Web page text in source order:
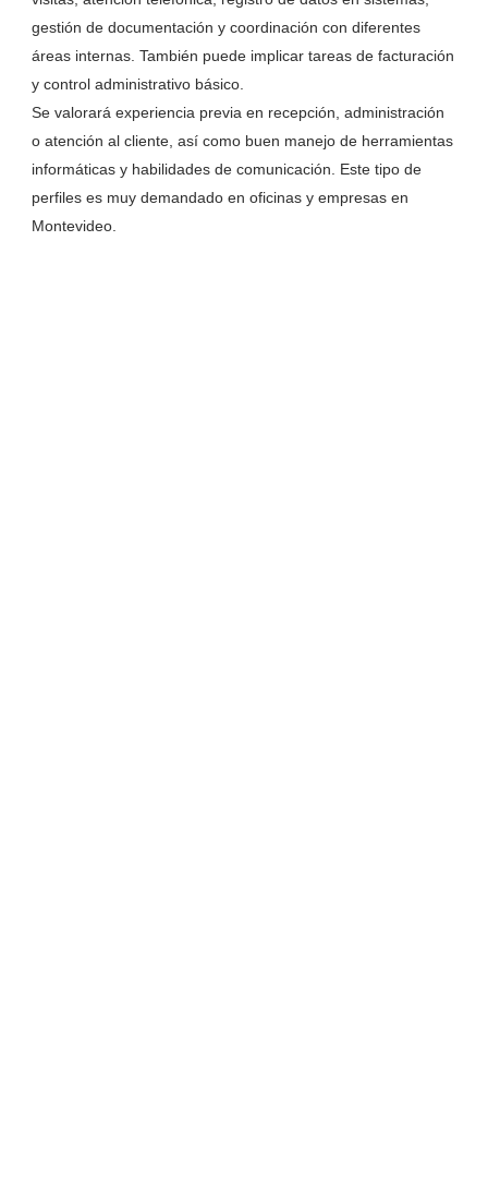
gestión de documentación y coordinación con diferentes
áreas internas. También puede implicar tareas de facturación
y control administrativo básico.
Se valorará experiencia previa en recepción, administración
o atención al cliente, así como buen manejo de herramientas
informáticas y habilidades de comunicación. Este tipo de
perfiles es muy demandado en oficinas y empresas en
Montevideo.